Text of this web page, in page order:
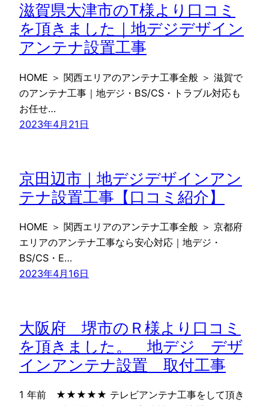
滋賀県大津市のT様より口コミ
を頂きました｜地デジデザイン
アンテナ設置工事
HOME ＞ 関西エリアのアンテナ工事全般 ＞ 滋賀で
のアンテナ工事｜地デジ・BS/CS・トラブル対応も
お任せ…
2023年4月21日
京田辺市｜地デジデザインアン
テナ設置工事【口コミ紹介】
HOME ＞ 関西エリアのアンテナ工事全般 ＞ 京都府
エリアのアンテナ工事なら安心対応｜地デジ・
BS/CS・E…
2023年4月16日
大阪府 堺市のＲ様より口コミ
を頂きました。 地デジ デザ
インアンテナ設置 取付工事
1 年前 ★★★★★ テレビアンテナ工事をして頂き